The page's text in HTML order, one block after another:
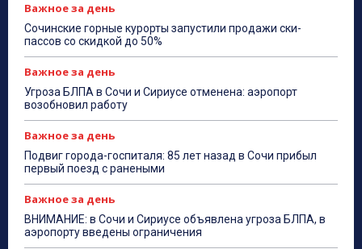
Важное за день
Сочинские горные курорты запустили продажи ски-
пассов со скидкой до 50%
Важное за день
Угроза БЛПА в Сочи и Сириусе отменена: аэропорт
возобновил работу
Важное за день
Подвиг города-госпиталя: 85 лет назад в Сочи прибыл
первый поезд с ранеными
Важное за день
ВНИМАНИЕ: в Сочи и Сириусе объявлена угроза БЛПА, в
аэропорту введены ограничения